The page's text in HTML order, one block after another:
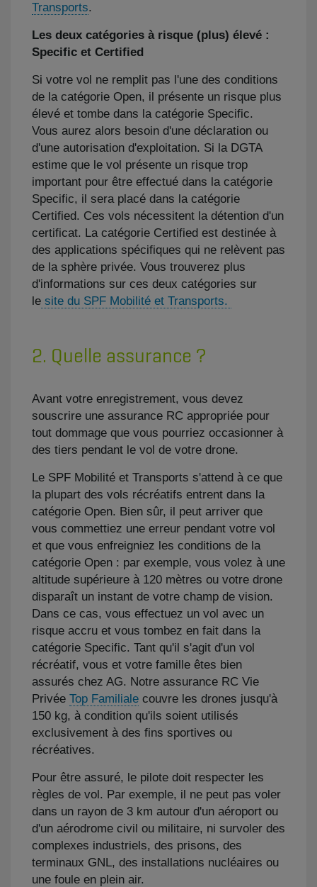
Transports.
Les deux catégories à risque (plus) élevé :
Specific et Certified
Si votre vol ne remplit pas l'une des conditions
de la catégorie Open, il présente un risque plus
élevé et tombe dans la catégorie Specific.
Vous aurez alors besoin d'une déclaration ou
d'une autorisation d'exploitation. Si la DGTA
estime que le vol présente un risque trop
important pour être effectué dans la catégorie
Specific, il sera placé dans la catégorie
Certified. Ces vols nécessitent la détention d'un
certificat. La catégorie Certified est destinée à
des applications spécifiques qui ne relèvent pas
de la sphère privée. Vous trouverez plus
d'informations sur ces deux catégories sur
le site du SPF Mobilité et Transports.
2. Quelle assurance ?
Avant votre enregistrement, vous devez
souscrire une assurance RC appropriée pour
tout dommage que vous pourriez occasionner à
des tiers pendant le vol de votre drone.
Le SPF Mobilité et Transports s'attend à ce que
la plupart des vols récréatifs entrent dans la
catégorie Open. Bien sûr, il peut arriver que
vous commettiez une erreur pendant votre vol
et que vous enfreigniez les conditions de la
catégorie Open : par exemple, vous volez à une
altitude supérieure à 120 mètres ou votre drone
disparaît un instant de votre champ de vision.
Dans ce cas, vous effectuez un vol avec un
risque accru et vous tombez en fait dans la
catégorie Specific. Tant qu'il s'agit d'un vol
récréatif, vous et votre famille êtes bien
assurés chez AG. Notre assurance RC Vie
Privée Top Familiale couvre les drones jusqu'à
150 kg, à condition qu'ils soient utilisés
exclusivement à des fins sportives ou
récréatives.
Pour être assuré, le pilote doit respecter les
règles de vol. Par exemple, il ne peut pas voler
dans un rayon de 3 km autour d'un aéroport ou
d'un aérodrome civil ou militaire, ni survoler des
complexes industriels, des prisons, des
terminaux GNL, des installations nucléaires ou
une foule en plein air.